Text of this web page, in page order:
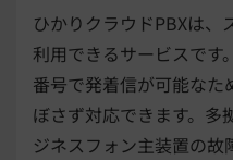
ひかりクラウドPBXは、
利用できるサービスです
番号で発着信が可能なた
ぼさず対応できます。多
ジネスフォン主装置の